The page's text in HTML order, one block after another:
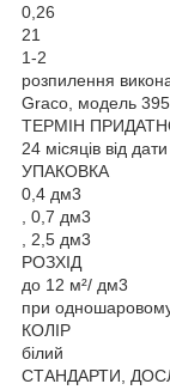
0,26
21
1-2
розпилення
Graco, модель
ТЕРМІН
24 місяців від
УПАКОВКА
0,4 дм3
, 0,7 дм3
, 2,5 дм3
РОЗХІД
до 12 м²/ дм3
при
КОЛІР
білий
СТАНДАРТИ,